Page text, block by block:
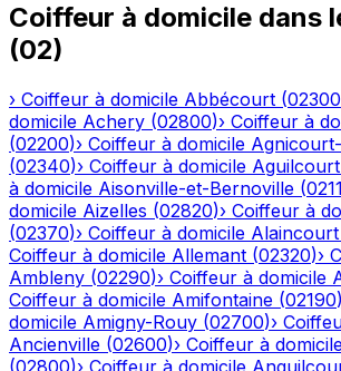
Coiffeur à domicile dans
(02)
› Coiffeur à domicile Abbécourt (02300
domicile Achery (02800)› Coiffeur à
(02200)› Coiffeur à domicile
(02340)› Coiffeur à domicile Aguilcourt
à domicile Aisonville-et-Bernoville (
domicile Aizelles (02820)› Coiffeur à
(02370)› Coiffeur à domicile Alaincourt
Coiffeur à domicile Allemant (02320)›
Ambleny (02290)› Coiffeur à domicile
Coiffeur à domicile Amifontaine (02190)
domicile Amigny-Rouy (02700)›
Ancienville (02600)› Coiffeur à